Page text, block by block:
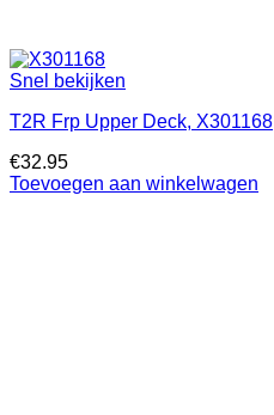
Snel bekijken
T2R Frp Upper Deck, X301168
€32.95
Toevoegen aan winkelwagen